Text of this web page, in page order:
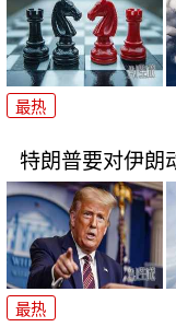
最热
特朗普要对伊朗
最热